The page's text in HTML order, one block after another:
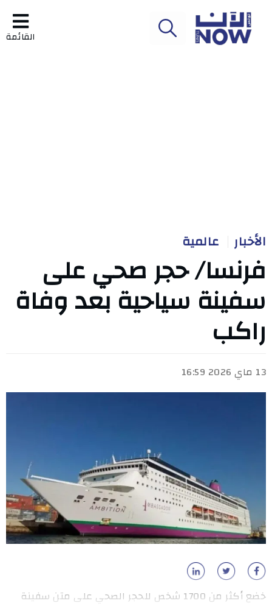
القائمة
الأخبار عالمية
فرنسا/ حجر صحي على
سفينة سياحية بعد وفاة
راكب
13 ماي 2026 16:59
خضع أكثر من 1700 شخص للحجر الصحي على متن سفينة